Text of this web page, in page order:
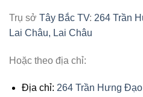
Trụ sở Tây Bắc TV: 264 Trần
Lai Châu, Lai Châu
Hoặc theo địa chỉ:
Địa chỉ: 264 Trần Hưng